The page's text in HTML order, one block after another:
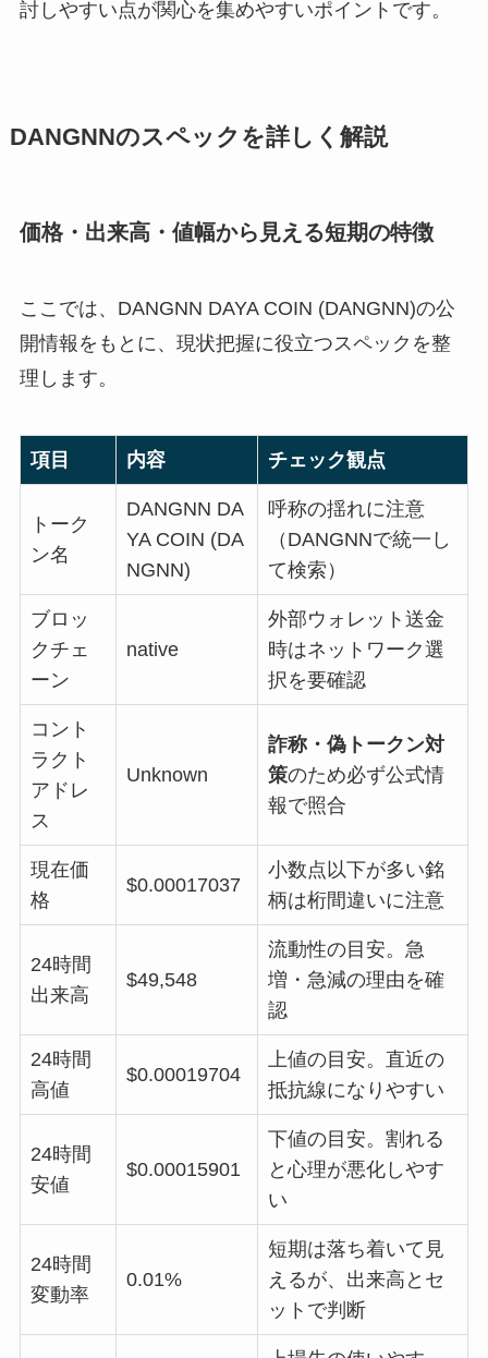
討しやすい点が関心を集めやすいポイントです。
DANGNNのスペックを詳しく解説
価格・出来高・値幅から見える短期の特徴
ここでは、DANGNN DAYA COIN (DANGNN)の公
開情報をもとに、現状把握に役立つスペックを整
理します。
項目 内容 チェック観点
トーク
ン名
DANGNN DA
YA COIN (DA
NGNN)
呼称の揺れに注意
（DANGNNで統一し
て検索）
ブロッ
クチェ
ーン
native
外部ウォレット送金
時はネットワーク選
択を要確認
コント
ラクト
アドレ
ス
Unknown
詐称・偽トークン対
策のため必ず公式情
報で照合
現在価
格
$0.00017037
小数点以下が多い銘
柄は桁間違いに注意
24時間
出来高
$49,548
流動性の目安。急
増・急減の理由を確
認
24時間
高値
$0.00019704
上値の目安。直近の
抵抗線になりやすい
24時間
安値
$0.00015901
下値の目安。割れる
と心理が悪化しやす
い
24時間
変動率
0.01%
短期は落ち着いて見
えるが、出来高とセ
ットで判断